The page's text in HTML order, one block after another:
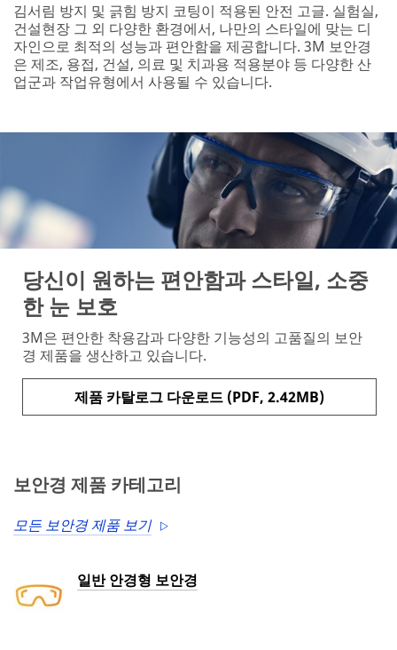
김서림 방지 및 긁힘 방지 코팅이 적용된 안전 고글. 실험실,
건설현장 그 외 다양한 환경에서, 나만의 스타일에 맞는 디
자인으로 최적의 성능과 편안함을 제공합니다. 3M 보안경
은 제조, 용접, 건설, 의료 및 치과용 적용분야 등 다양한 산
업군과 작업유형에서 사용될 수 있습니다.
당신이 원하는 편안함과 스타일, 소중
한 눈 보호
3M은 편안한 착용감과 다양한 기능성의 고품질의 보안
경 제품을 생산하고 있습니다.
제품 카탈로그 다운로드 (PDF, 2.42MB)
보안경 제품 카테고리
모든 보안경 제품 보기
일반 안경형 보안경